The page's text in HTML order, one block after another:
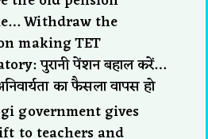
Withdraw the
making TET
पुरानी पेंशन बहाल करें…
का फैसला वापस हो
government gives
to teachers and